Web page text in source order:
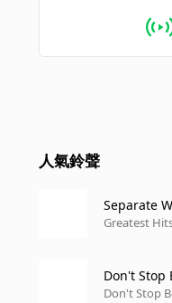
人氣鈴聲
Separate
Greatest
Don't Stop
Don't Stop